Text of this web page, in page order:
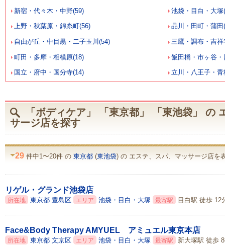
新宿・代々木・中野(59) 池袋・目白・大塚
上野・秋葉原・錦糸町(56) 品川・田町・蒲田
自由が丘・中目黒・二子玉川(54) 三鷹・調布・吉祥
町田・多摩・相模原(18) 飯田橋・市ヶ谷・
国立・府中・国分寺(14) 立川・八王子・青
「ボディケア」 「東京都」 「東池袋」 の
サージ店を探す
29 件中1〜20件 の 東京都 (東池袋) の エステ、スパ、マッサージ店を
リゲル・グランド池袋店
所在地 東京都 豊島区 エリア 池袋・目白・大塚 最寄駅 目白駅 徒歩 12
Face&Body Therapy AMYUEL アミュエル東京本店
所在地 東京都 文京区 エリア 池袋・目白・大塚 最寄駅 新大塚駅 徒歩